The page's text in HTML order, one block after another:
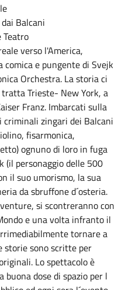
Balcani
Teatro
verso l'America,
comica e pungente di Svejk
Orchestra. La storia ci
Trieste- New York, a
Franz. Imbarcati sulla
criminali zingari dei Balcani
fisarmonica,
ognuno di loro in fuga
(il personaggio delle 500
il suo umorismo, la sua
da sbruffone d´osteria.
si scontreranno con
e una volta infranto il
tornare a
storie sono scritte per
Lo spettacolo è
buona dose di spazio per l